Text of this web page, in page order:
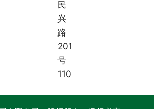
民
兴
路
201
号
110